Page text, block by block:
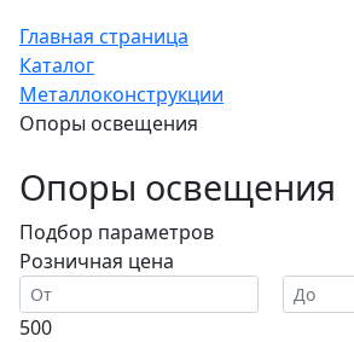
Главная страница
Каталог
Металлоконструкции
Опоры освещения
Опоры освещения
Подбор параметров
Розничная цена
500